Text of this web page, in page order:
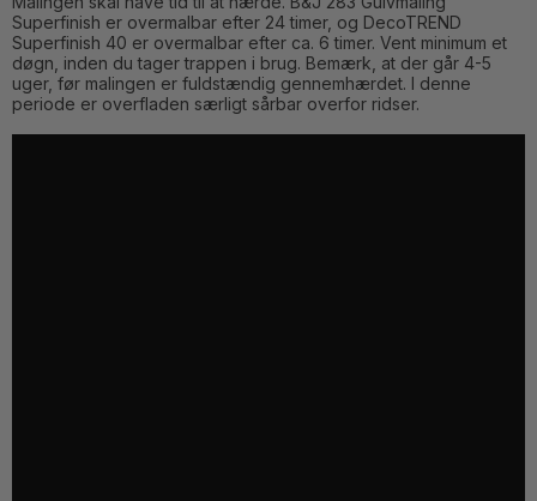
Superfinish er overmalbar efter 24 timer, og DecoTREND
Superfinish 40 er overmalbar efter ca. 6 timer. Vent minimum et
døgn, inden du tager trappen i brug. Bemærk, at der går 4-5
uger, før malingen er fuldstændig gennemhærdet. I denne
periode er overfladen særligt sårbar overfor ridser.